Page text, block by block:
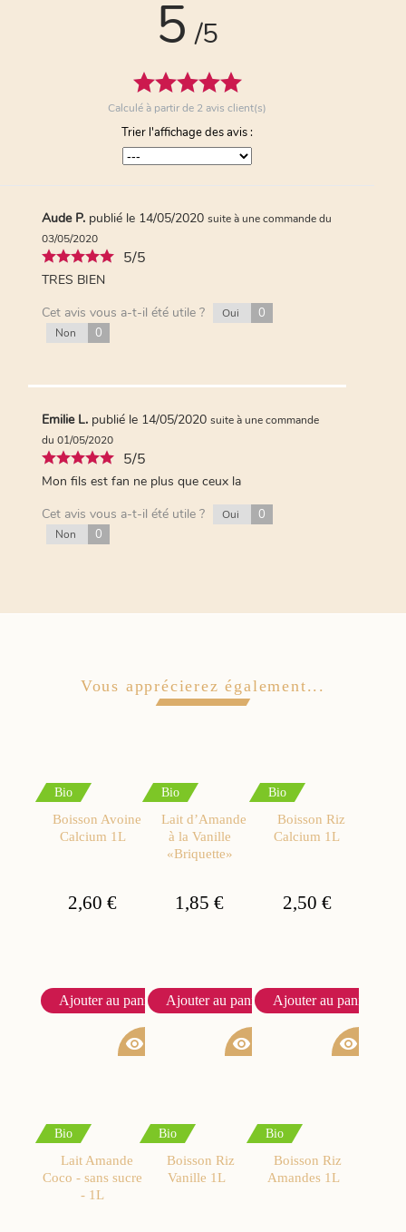
5 /5
Calculé à partir de 2 avis client(s)
Trier l'affichage des avis :
Aude P. publié le 14/05/2020 suite à une commande du
03/05/2020
5/5
TRES BIEN
Cet avis vous a-t-il été utile ?
Oui 0
Non 0
Emilie L. publié le 14/05/2020 suite à une commande
du 01/05/2020
5/5
Mon fils est fan ne plus que ceux la
Cet avis vous a-t-il été utile ?
Oui 0
Non 0
Vous apprécierez également...
Bio
Boisson Avoine
Calcium 1L
2,60 €
Ajouter au panier
visibility
Bio
Lait d’Amande
à la Vanille
«Briquette»
1,85 €
Ajouter au panier
visibility
Bio
Boisson Riz
Calcium 1L
2,50 €
Ajouter au panier
visibility
Bio
Lait Amande
Coco - sans sucre
- 1L
Bio
Boisson Riz
Vanille 1L
Bio
Boisson Riz
Amandes 1L